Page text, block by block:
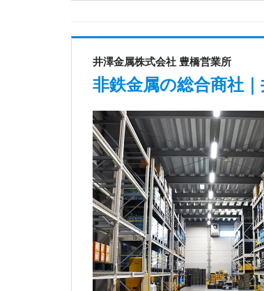
井澤金属株式会社 豊橋営業所
非鉄金属の総合商社